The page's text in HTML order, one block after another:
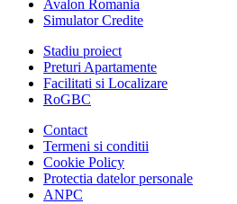
Avalon Romania
Simulator Credite
Stadiu proiect
Preturi Apartamente
Facilitati si Localizare
RoGBC
Contact
Termeni si conditii
Cookie Policy
Protectia datelor personale
ANPC